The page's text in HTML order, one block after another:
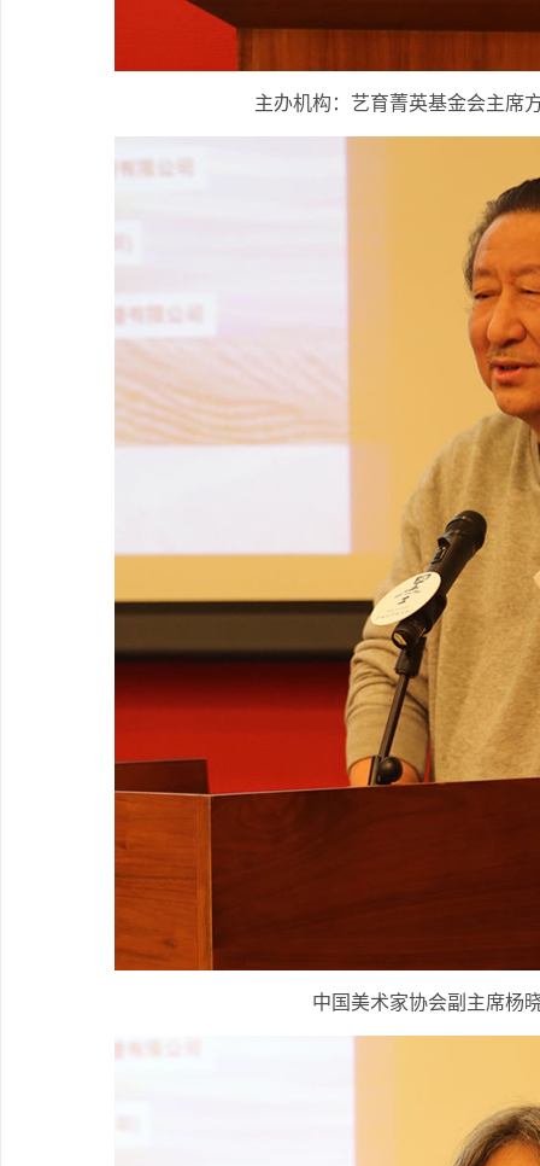
主办机构：艺育菁英基金会主席
中国美术家协会副主席杨